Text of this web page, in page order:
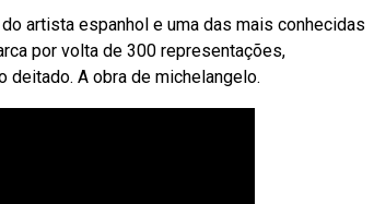
artista espanhol e uma das mais conhecidas
por volta de 300 representações,
A obra de michelangelo.